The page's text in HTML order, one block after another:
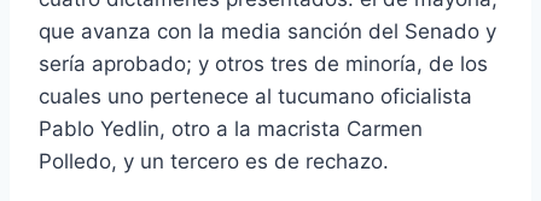
que avanza con la media sanción del Senado y
sería aprobado; y otros tres de minoría, de los
cuales uno pertenece al tucumano oficialista
Pablo Yedlin, otro a la macrista Carmen
Polledo, y un tercero es de rechazo.